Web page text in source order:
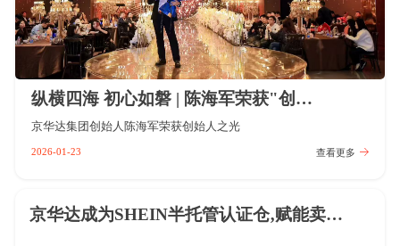
纵横四海 初心如磐 | 陈海军荣获"创始人之光”荣誉
京华达集团创始人陈海军荣获创始人之光
2026-01-23 查看更多
京华达成为SHEIN半托管认证仓‚赋能卖家扬帆出海‚高效履约赢全球！